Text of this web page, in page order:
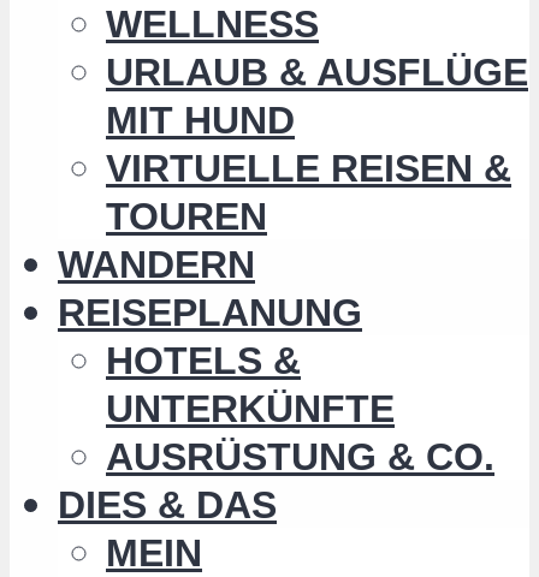
WELLNESS
URLAUB & AUSFLÜGE
MIT HUND
VIRTUELLE REISEN &
TOUREN
WANDERN
REISEPLANUNG
HOTELS &
UNTERKÜNFTE
AUSRÜSTUNG & CO.
DIES & DAS
MEIN